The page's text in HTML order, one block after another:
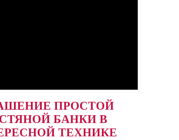
ПРОСТОЙ
БАНКИ В
ТЕХНИКЕ